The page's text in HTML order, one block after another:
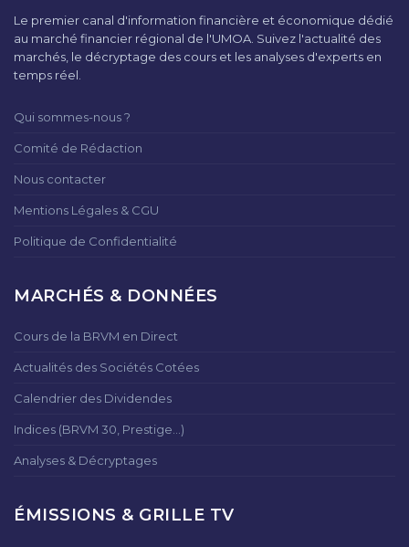
Le premier canal d'information financière et économique dédié
au marché financier régional de l'UMOA. Suivez l'actualité des
marchés, le décryptage des cours et les analyses d'experts en
temps réel.
Qui sommes-nous ?
Comité de Rédaction
Nous contacter
Mentions Légales & CGU
Politique de Confidentialité
MARCHÉS & DONNÉES
Cours de la BRVM en Direct
Actualités des Sociétés Cotées
Calendrier des Dividendes
Indices (BRVM 30, Prestige...)
Analyses & Décryptages
ÉMISSIONS & GRILLE TV